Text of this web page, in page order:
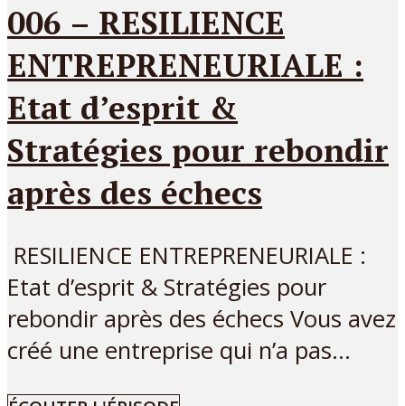
006 – RESILIENCE
ENTREPRENEURIALE :
Etat d’esprit &
Stratégies pour rebondir
après des échecs
RESILIENCE ENTREPRENEURIALE :
Etat d’esprit & Stratégies pour
rebondir après des échecs Vous avez
créé une entreprise qui n’a pas...